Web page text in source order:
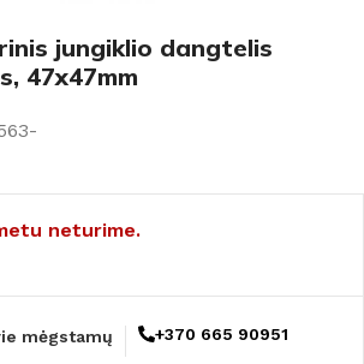
jungiklio dangtelis
47x47mm
neturime.
mėgstamų +370 665 90951